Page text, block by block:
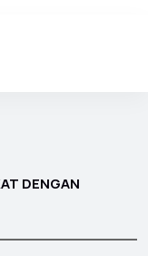
DENGAN